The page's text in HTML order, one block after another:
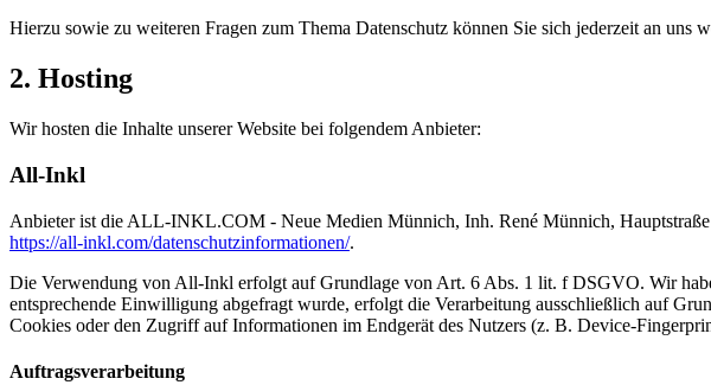
Hierzu sowie zu weiteren Fragen zum Thema Datenschutz können Sie sich jederzeit an uns
2. Hosting
Wir hosten die Inhalte unserer Website bei folgendem Anbieter:
All-Inkl
Anbieter ist die ALL-INKL.COM - Neue Medien Münnich, Inh. René Münnich,
https://all-inkl.com/datenschutzinformationen/.
Die Verwendung von All-Inkl erfolgt auf Grundlage von Art. 6 Abs. 1 lit. f DSGVO. Wir
entsprechende Einwilligung abgefragt wurde, erfolgt die Verarbeitung ausschließlich auf
Cookies oder den Zugriff auf Informationen im Endgerät des Nutzers (z. B. Device-
Auftragsverarbeitung